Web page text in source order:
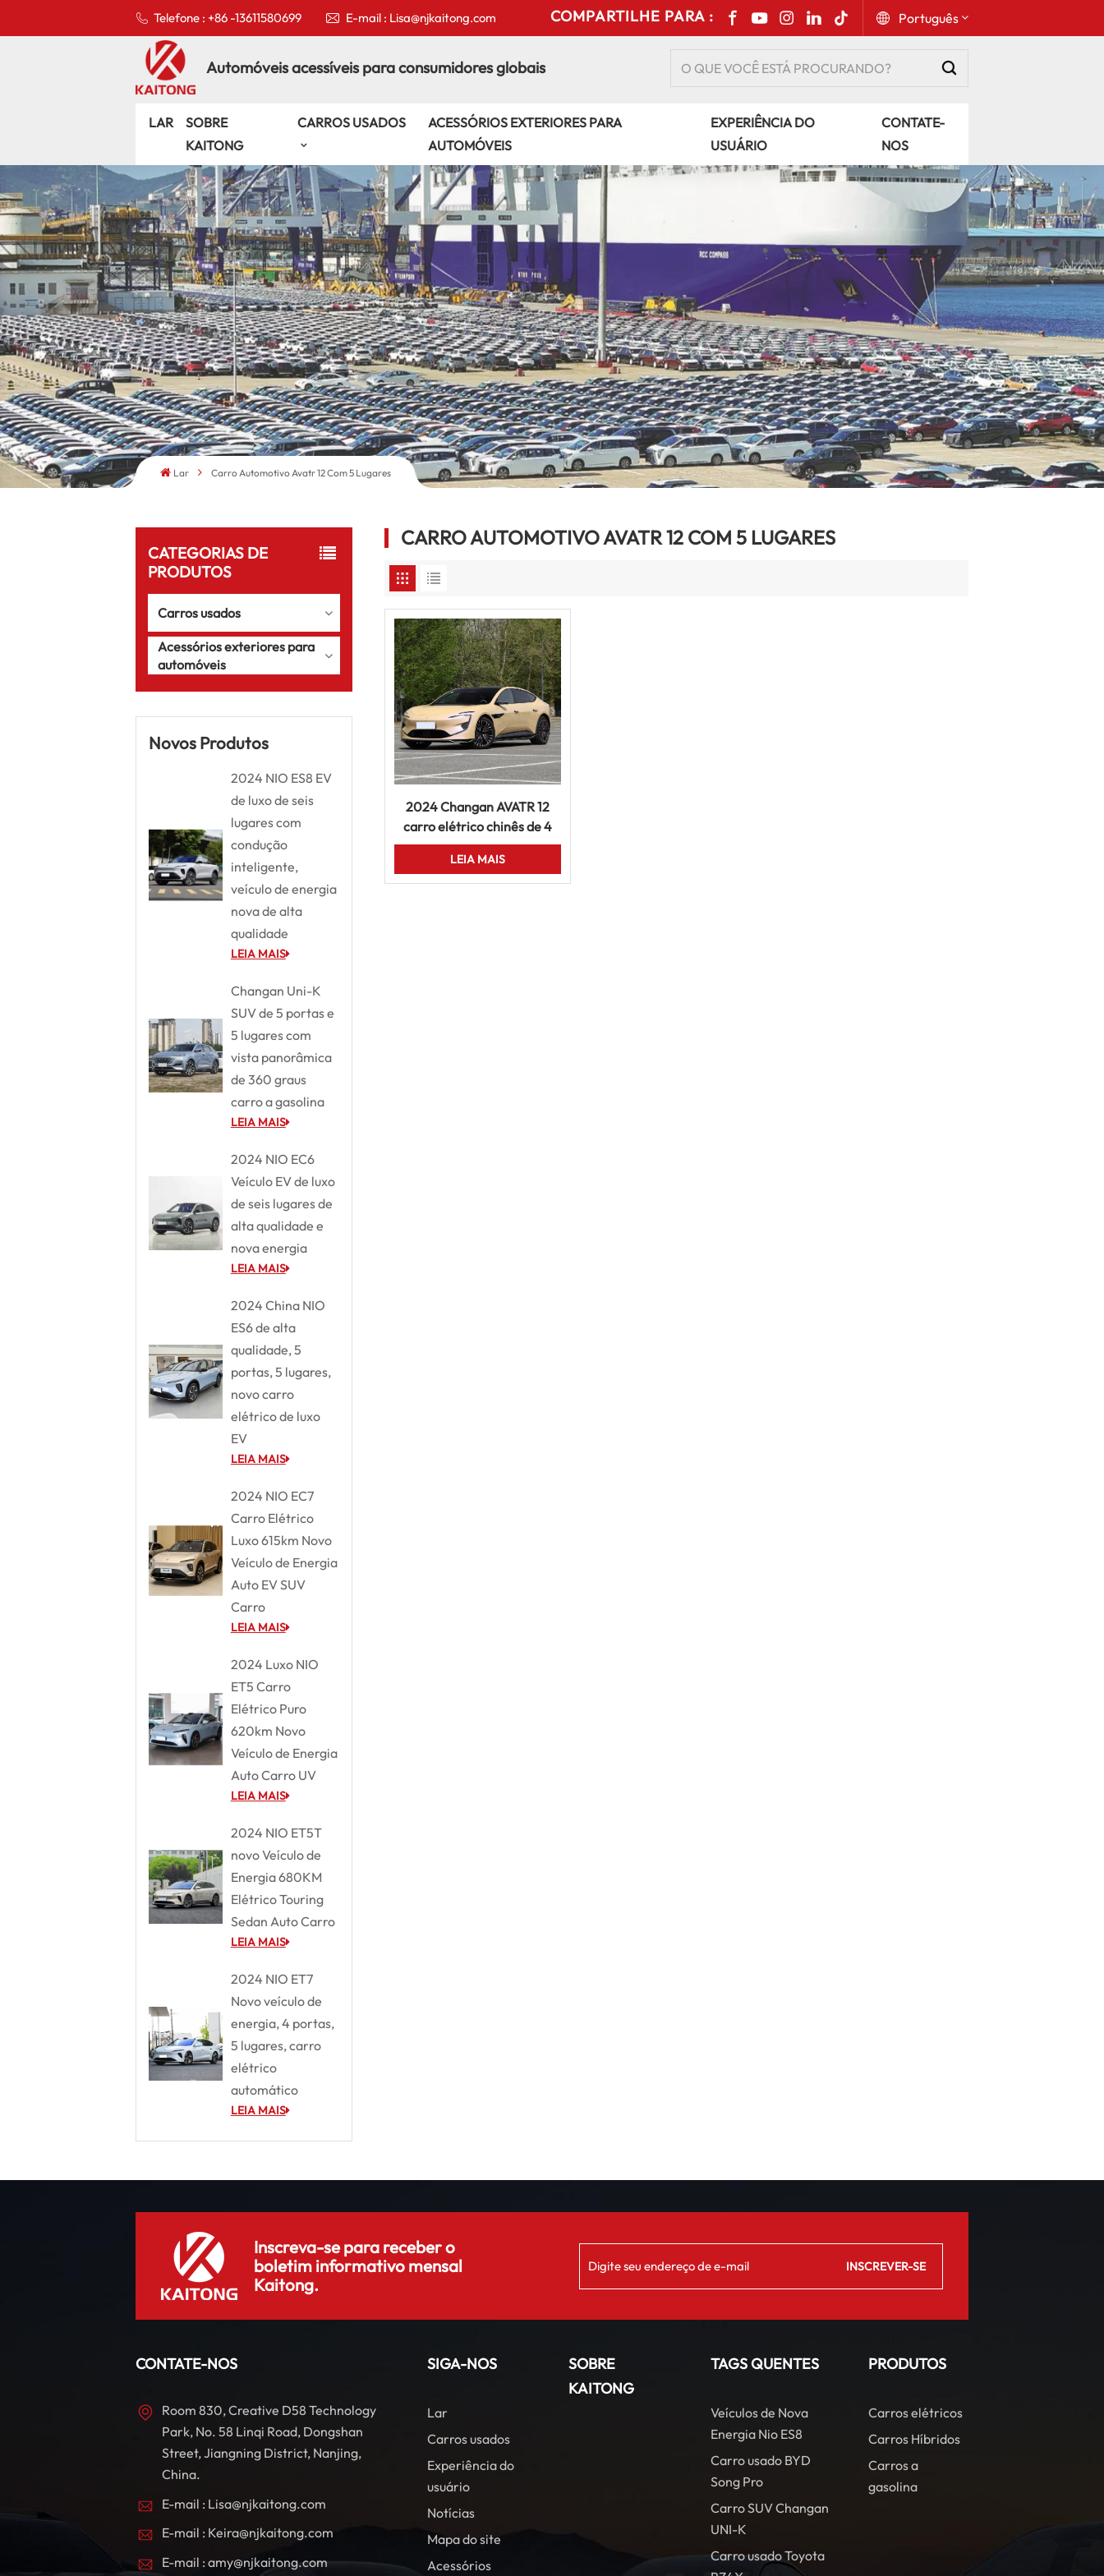
Telefone : +86 -13611580699 E-mail : Lisa@njkaitong.com COMPARTILHE PARA : Português
Русский
Español
Português
عربي
kiswahili
Automóveis acessíveis para consumidores globais
LAR
SOBRE
KAITONG
CARROS USADOS
ACESSÓRIOS EXTERIORES PARA
AUTOMÓVEIS
EXPERIÊNCIA DO
USUÁRIO
CONTATE-
NOS
Lar Carro Automotivo Avatr 12 Com 5 Lugares
CATEGORIAS DE
PRODUTOS
Carros usados
Acessórios exteriores para
automóveis
Novos Produtos
2024 NIO ES8 EV
de luxo de seis
lugares com
condução
inteligente,
veículo de energia
nova de alta
qualidade
LEIA MAIS
Changan Uni-K
SUV de 5 portas e
5 lugares com
vista panorâmica
de 360 graus
carro a gasolina
LEIA MAIS
2024 NIO EC6
Veículo EV de luxo
de seis lugares de
alta qualidade e
nova energia
LEIA MAIS
2024 China NIO
ES6 de alta
qualidade, 5
portas, 5 lugares,
novo carro
elétrico de luxo
EV
LEIA MAIS
2024 NIO EC7
Carro Elétrico
Luxo 615km Novo
Veículo de Energia
Auto EV SUV
Carro
LEIA MAIS
2024 Luxo NIO
ET5 Carro
Elétrico Puro
620km Novo
Veículo de Energia
Auto Carro UV
LEIA MAIS
2024 NIO ET5T
novo Veículo de
Energia 680KM
Elétrico Touring
Sedan Auto Carro
LEIA MAIS
2024 NIO ET7
Novo veículo de
energia, 4 portas,
5 lugares, carro
elétrico
automático
LEIA MAIS
CARRO AUTOMOTIVO AVATR 12 COM 5 LUGARES
2024 Changan AVATR 12
carro elétrico chinês de 4
portas e 5 lugares
LEIA MAIS
Inscreva-se para receber o
boletim informativo mensal
Kaitong.
CONTATE-NOS
Room 830, Creative D58 Technology
Park, No. 58 Linqi Road, Dongshan
Street, Jiangning District, Nanjing,
China.
E-mail : Lisa@njkaitong.com
E-mail : Keira@njkaitong.com
E-mail : amy@njkaitong.com
SIGA-NOS
Lar
Carros usados
Experiência do
usuário
Notícias
Mapa do site
Acessórios
SOBRE
KAITONG
TAGS QUENTES
Veículos de Nova
Energia Nio ES8
Carro usado BYD
Song Pro
Carro SUV Changan
UNI-K
Carro usado Toyota
PRODUTOS
Carros elétricos
Carros Híbridos
Carros a
gasolina